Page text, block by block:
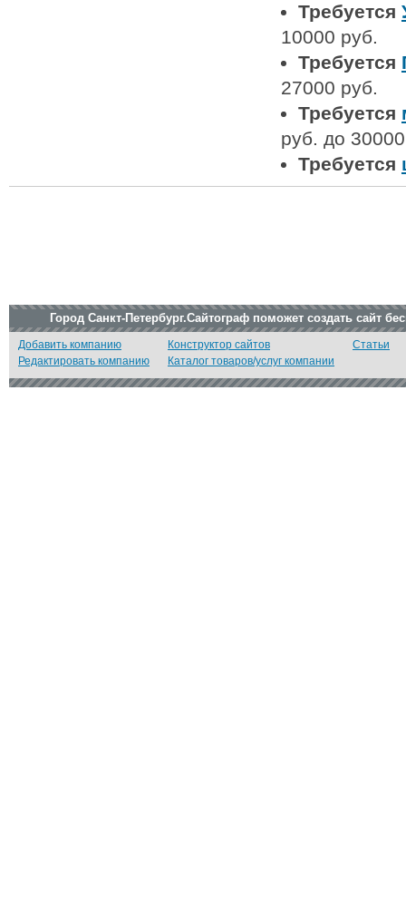
Требуется
10000 руб.
Требуется
27000 руб.
Требуется
руб. до
Требуется
Город Санкт-Петербург.Сайтограф поможет создать сайт
Добавить компанию
Редактировать компанию
Конструктор сайтов
Каталог товаров/услуг компании
Статьи